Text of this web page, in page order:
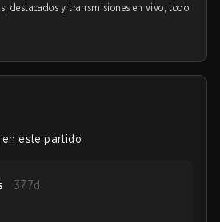
destacados y transmisiones en vivo, todo
este partido
377d